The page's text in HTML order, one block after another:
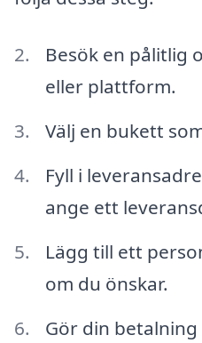
Besök en pålitlig
eller plattform.
Välj en bukett
Fyll i
ange ett
Lägg till ett
om du önskar.
Gör din